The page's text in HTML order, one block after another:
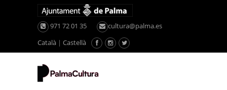
971 72 01 35
cultura@palma.es
Català | Castellà